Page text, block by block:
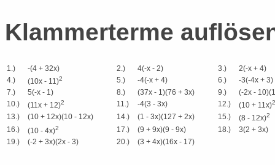
Klammerterme
1.) -(4 + 32x) 2.) 4(-x - 2) 3.)
2(-x + 4)
4.)
(10x - 11)2 5.) -4(-x + 4) 6.)
-3(-4x + 3)
7.)
5(-x - 1) 8.) (37x - 1)(76 + 3x) 9.)
(-2x -
10.)
(11x + 12)2 11.) -4(3 - 3x) 12.) (10 + 11x)2
13.) (10 + 12x)(10 - 12x) 14.) (1 - 3x)(127 + 2x) 15.) (8 - 12x)2
16.) (10 - 4x)2 17.) (9 + 9x)(9 - 9x) 18.)
3(2 + 3x)
19.)
(-2 + 3x)(2x - 3) 20.) (3 + 4x)(16x - 17)